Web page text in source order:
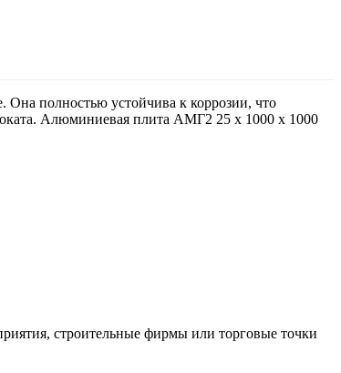
полностью устойчива к коррозии, что
Алюминиевая плита АМГ2 25 х 1000 х 1000
строительные фирмы или торговые точки